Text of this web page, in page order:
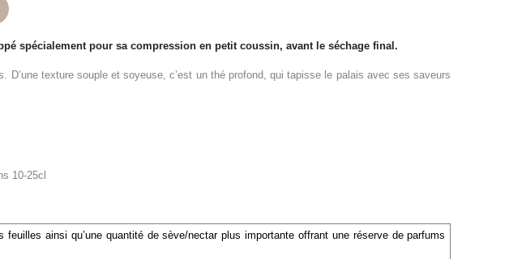
spécialement pour sa compression en petit coussin, avant le séchage final.
D’une texture souple et soyeuse, c’est un thé profond, qui tapisse le palais avec ses saveurs
10-25cl
ainsi qu’une quantité de sève/nectar plus importante offrant une réserve de parfums